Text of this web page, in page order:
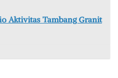
Aktivitas Tambang Granit